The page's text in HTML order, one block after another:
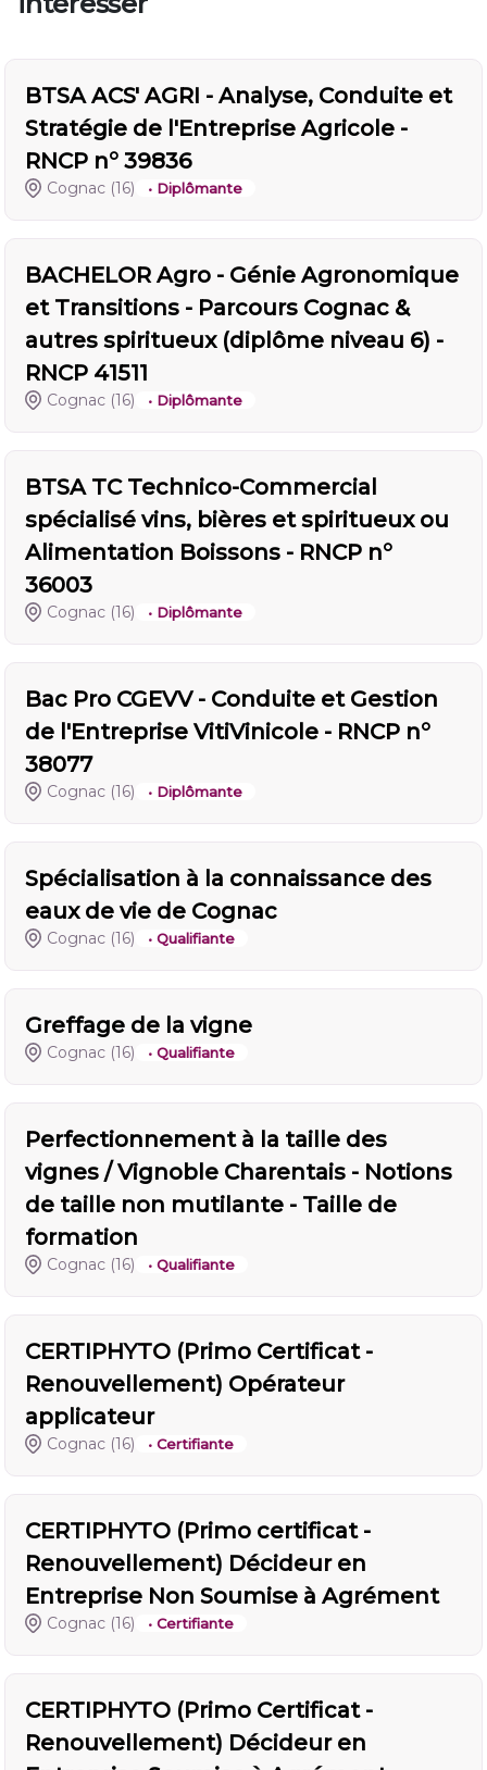
BTSA ACS' AGRI - Analyse, Conduite et
Stratégie de l'Entreprise Agricole -
RNCP n° 39836
Cognac (16) • Diplômante
BACHELOR Agro - Génie Agronomique
et Transitions - Parcours Cognac &
autres spiritueux (diplôme niveau 6) -
RNCP 41511
Cognac (16) • Diplômante
BTSA TC Technico-Commercial
spécialisé vins, bières et spiritueux ou
Alimentation Boissons - RNCP n°
36003
Cognac (16) • Diplômante
Bac Pro CGEVV - Conduite et Gestion
de l'Entreprise VitiVinicole - RNCP n°
38077
Cognac (16) • Diplômante
Spécialisation à la connaissance des
eaux de vie de Cognac
Cognac (16) • Qualifiante
Greffage de la vigne
Cognac (16) • Qualifiante
Perfectionnement à la taille des
vignes / Vignoble Charentais - Notions
de taille non mutilante - Taille de
formation
Cognac (16) • Qualifiante
CERTIPHYTO (Primo Certificat -
Renouvellement) Opérateur
applicateur
Cognac (16) • Certifiante
CERTIPHYTO (Primo certificat -
Renouvellement) Décideur en
Entreprise Non Soumise à Agrément
Cognac (16) • Certifiante
CERTIPHYTO (Primo Certificat -
Renouvellement) Décideur en